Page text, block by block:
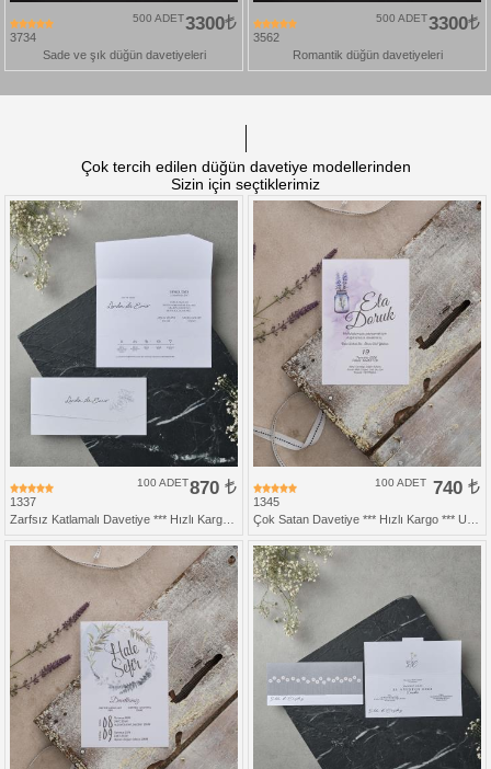
3734
3300
500 ADET
Sade ve şık düğün davetiyeleri
3562
3300
500 ADET
Romantik düğün davetiyeleri
Çok tercih edilen düğün davetiye modellerinden
Sizin için seçtiklerimiz
1337
870
100 ADET
1345
740
100 ADET